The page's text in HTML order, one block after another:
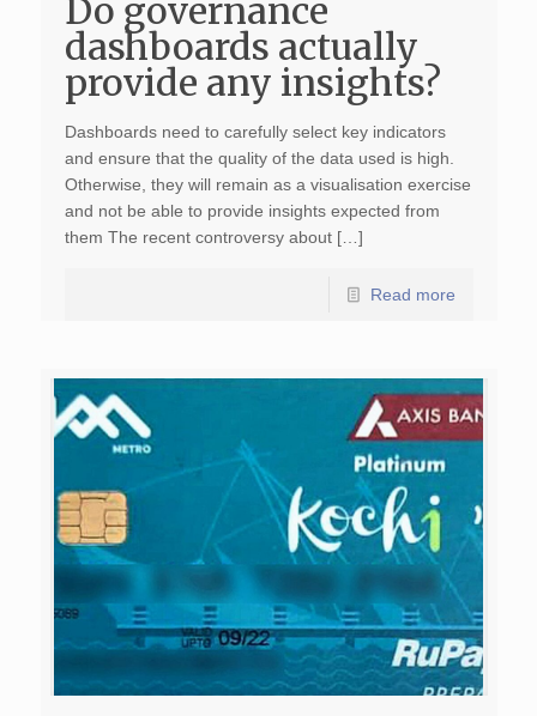
Do governance
dashboards actually
provide any insights?
Dashboards need to carefully select key indicators
and ensure that the quality of the data used is high.
Otherwise, they will remain as a visualisation exercise
and not be able to provide insights expected from
them The recent controversy about […]
Read more